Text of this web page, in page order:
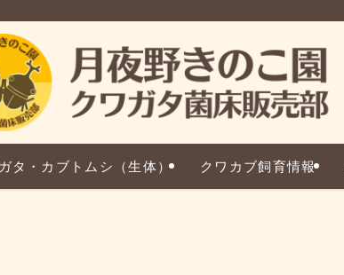
タ・カブトムシ（生体） クワカブ飼育情報